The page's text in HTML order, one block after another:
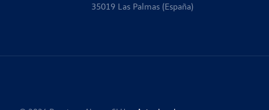
35019 Las Palmas (España)